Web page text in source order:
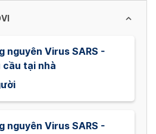
nguyên Virus SARS -
cầu tại nhà
nguyên Virus SARS -